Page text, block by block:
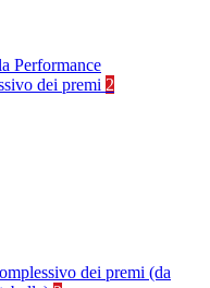
Performance
dei premi 2
dei premi (da